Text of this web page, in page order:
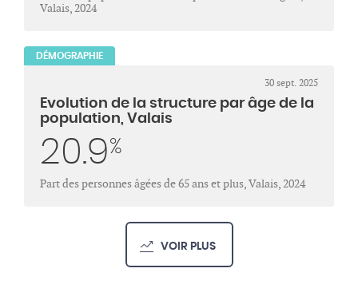
Valais, 2024
DÉMOGRAPHIE
30 sept. 2025
Evolution de la structure par âge de la
population, Valais
20.9%
Part des personnes âgées de 65 ans et plus, Valais, 2024
VOIR PLUS